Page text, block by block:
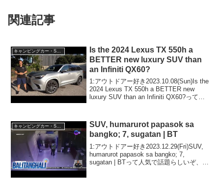
関連記事
キャンピングカー・SUV人気車種
Is the 2024 Lexus TX 550h a
BETTER new luxury SUV than
an Infiniti QX60?
1:アウトドアー好き2023.10.08(Sun)Is the
2024 Lexus TX 550h a BETTER new
luxury SUV than an Infiniti QX60?って人
SUV, humarurot papasok sa
bangko; 7, sugatan | BT
1:アウトドアー好き2023.12.29(Fri)SUV,
humarurot papasok sa bangko; 7,
sugatan | BTって人気で話題らしいぞ、見